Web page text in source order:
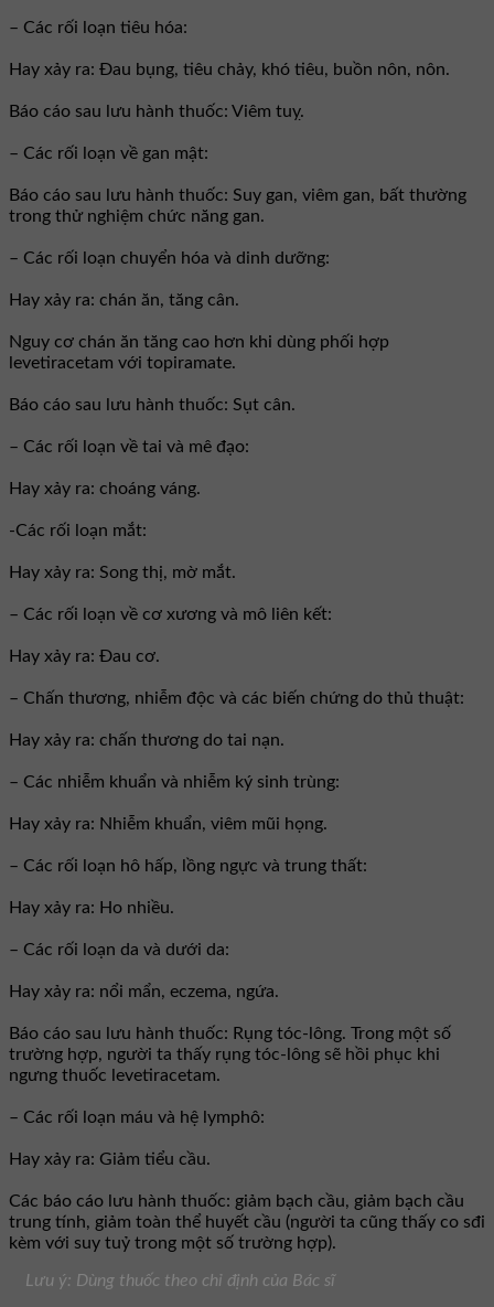
– Các rối loạn tiêu hóa:
Hay xảy ra: Đau bụng, tiêu chảy, khó tiêu, buồn nôn, nôn.
Báo cáo sau lưu hành thuốc: Viêm tuỵ.
– Các rối loạn về gan mật:
Báo cáo sau lưu hành thuốc: Suy gan, viêm gan, bất thường
trong thử nghiệm chức năng gan.
– Các rối loạn chuyển hóa và dinh dưỡng:
Hay xảy ra: chán ăn, tăng cân.
Nguy cơ chán ăn tăng cao hơn khi dùng phối hợp
levetiracetam với topiramate.
Báo cáo sau lưu hành thuốc: Sụt cân.
– Các rối loạn về tai và mê đạo:
Hay xảy ra: choáng váng.
-Các rối loạn mắt:
Hay xảy ra: Song thị, mờ mắt.
– Các rối loạn về cơ xương và mô liên kết:
Hay xảy ra: Đau cơ.
– Chấn thương, nhiễm độc và các biến chứng do thủ thuật:
Hay xảy ra: chấn thương do tai nạn.
– Các nhiễm khuẩn và nhiễm ký sinh trùng:
Hay xảy ra: Nhiễm khuẩn, viêm mũi họng.
– Các rối loạn hô hấp, lồng ngực và trung thất:
Hay xảy ra: Ho nhiều.
– Các rối loạn da và dưới da:
Hay xảy ra: nổi mẩn, eczema, ngứa.
Báo cáo sau lưu hành thuốc: Rụng tóc-lông. Trong một số
trường hợp, người ta thấy rụng tóc-lông sẽ hồi phục khi
ngưng thuốc levetiracetam.
– Các rối loạn máu và hệ lymphô:
Hay xảy ra: Giảm tiểu cầu.
Các báo cáo lưu hành thuốc: giảm bạch cầu, giảm bạch cầu
trung tính, giảm toàn thể huyết cầu (người ta cũng thấy co sđi
kèm với suy tuỷ trong một số trường hợp).
Lưu ý: Dùng thuốc theo chỉ định của Bác sĩ